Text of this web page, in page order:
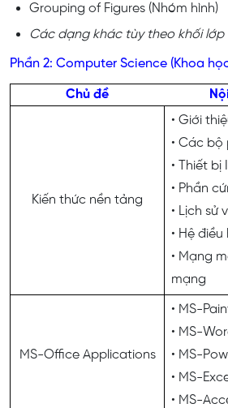
Grouping of Figures (Nhóm hình)
Các dạng khác tùy theo khối lớp
Phần 2: Computer Science (Khoa
Chủ đề
Kiến thức nền tảng
• Giới
• Các bộ
• Thiết bị
• Phần
• Lịch sử
• Hệ điều
• Mạng
mạng
MS-Office Applications
• MS-
• MS-
• MS-
• MS-
• MS-